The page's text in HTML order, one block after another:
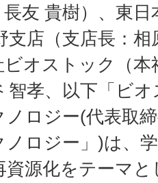
友 貴樹）、東日
支店（支店長：
オストック（本
智孝、以下「ビ
ロジー(代表取
ノロジー」)は、
資源化をテーマ